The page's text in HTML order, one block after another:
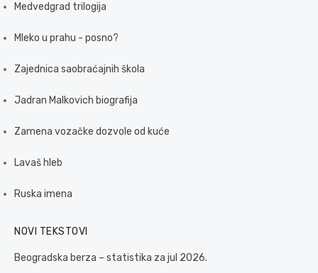
Medvedgrad trilogija
Mleko u prahu - posno?
Zajednica saobraćajnih škola
Jadran Malkovich biografija
Zamena vozačke dozvole od kuće
Lavaš hleb
Ruska imena
NOVI TEKSTOVI
Beogradska berza – statistika za jul 2026.